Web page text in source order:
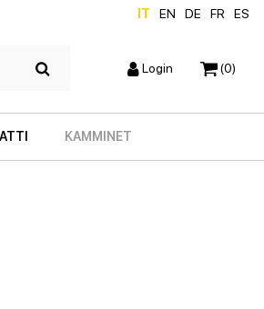
IT EN DE FR ES
Login (0)
KAMMINET